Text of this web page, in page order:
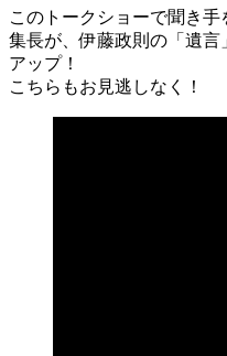
このトークショーで聞き
集長が、伊藤政則の「遺言
アップ！
こちらもお見逃しなく！